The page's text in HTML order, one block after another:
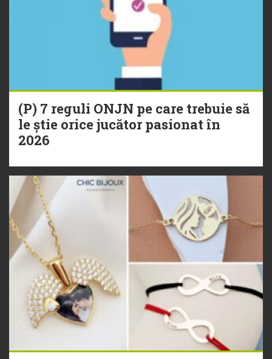
(P) 7 reguli ONJN pe care trebuie să
le știe orice jucător pasionat în
2026